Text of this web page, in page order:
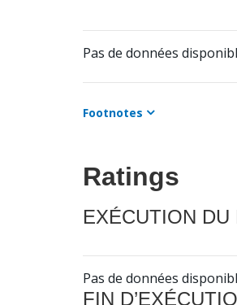
Pas de données
Footnotes
Ratings
EXÉCUTION DU
Pas de données
FIN